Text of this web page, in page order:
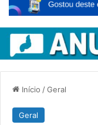
Início /Geral
Geral